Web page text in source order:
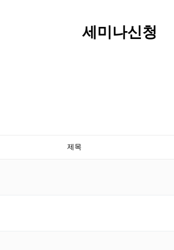
세미나신청
제목